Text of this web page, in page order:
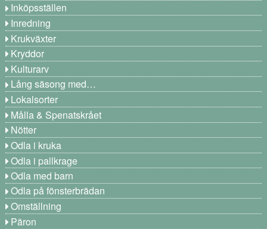
Inköpsställen
Inredning
Krukväxter
Kryddor
Kulturarv
Lång säsong med…
Lokalsorter
Målla & Spenatskrået
Nötter
Odla i kruka
Odla i pallkrage
Odla med barn
Odla på fönsterbrädan
Omställning
Päron